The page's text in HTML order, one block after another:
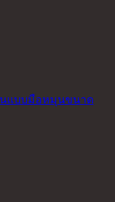
นแบบมือหมุนขนาด